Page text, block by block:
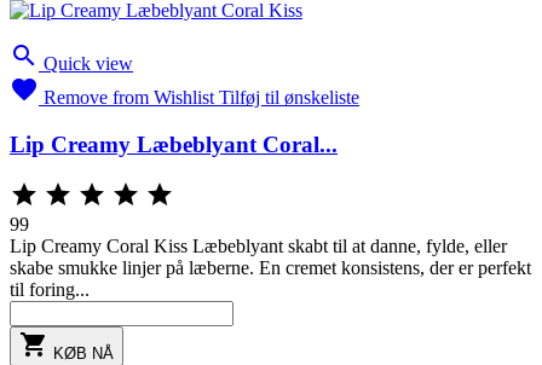
 Quick view
 Remove from Wishlist Tilføj til ønskeliste
Lip Creamy Læbeblyant Coral...
    
99
Lip Creamy Coral Kiss Læbeblyant skabt til at danne, fylde, eller
skabe smukke linjer på læberne. En cremet konsistens, der er perfekt
til foring...
 KØB NÅ